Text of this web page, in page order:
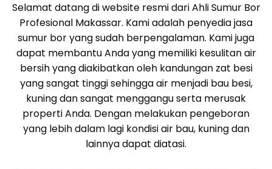
Selamat datang di website resmi dari Ahli Sumur Bor
Profesional Makassar. Kami adalah penyedia jasa
sumur bor yang sudah berpengalaman. Kami juga
dapat membantu Anda yang memiliki kesulitan air
bersih yang diakibatkan oleh kandungan zat besi
yang sangat tinggi sehingga air menjadi bau besi,
kuning dan sangat menggangu serta merusak
properti Anda. Dengan melakukan pengeboran
yang lebih dalam lagi kondisi air bau, kuning dan
lainnya dapat diatasi.